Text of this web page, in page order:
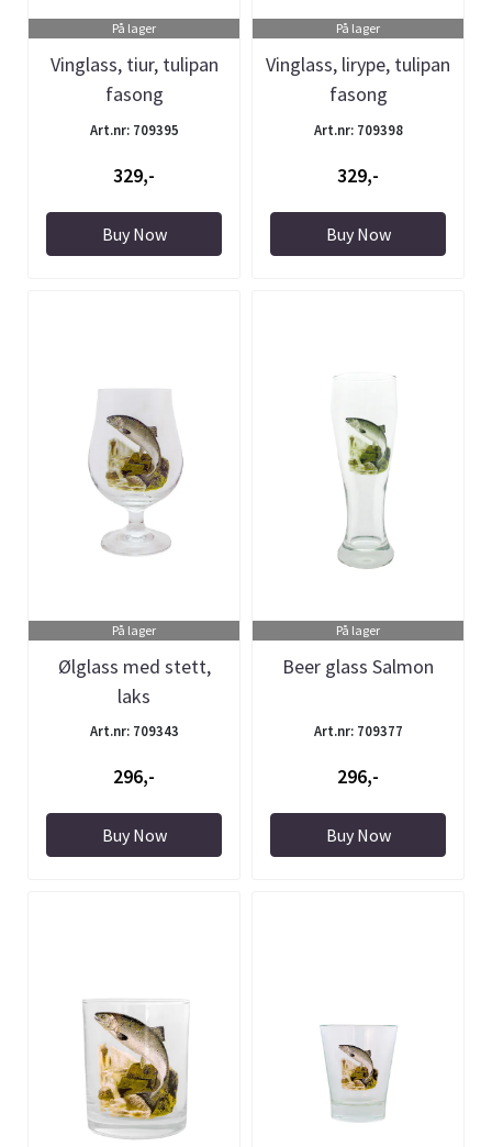
På lager
Vinglass, tiur, tulipan
fasong
Art.nr: 709395
329,-
Buy Now
På lager
Vinglass, lirype, tulipan
fasong
Art.nr: 709398
329,-
Buy Now
På lager
Ølglass med stett,
laks
Art.nr: 709343
296,-
Buy Now
På lager
Beer glass Salmon
Art.nr: 709377
296,-
Buy Now